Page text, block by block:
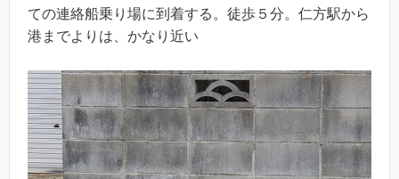
ての連絡船乗り場に到着する。徒歩５分。仁方駅から
港までよりは、かなり近い